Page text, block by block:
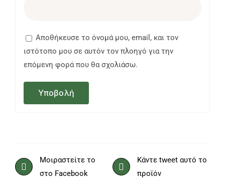
Αποθήκευσε το όνομά μου, email, και τον
ιστότοπο μου σε αυτόν τον πλοηγό για την
επόμενη φορά που θα σχολιάσω.
Μοιραστείτε το
στο Facebook
Κάντε tweet αυτό το
προϊόν